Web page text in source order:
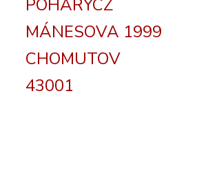
POHÁRYCZ
MÁNESOVA 1999
CHOMUTOV
43001